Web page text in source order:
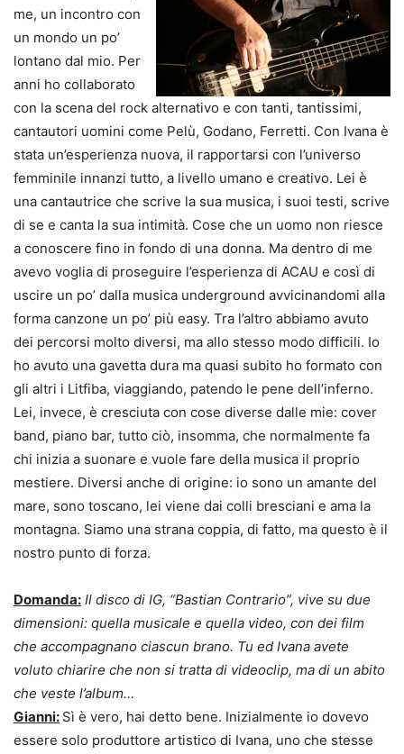
me, un incontro con
un mondo un po’
lontano dal mio. Per
anni ho collaborato
con la scena del rock alternativo e con tanti, tantissimi,
cantautori uomini come Pelù, Godano, Ferretti. Con Ivana è
stata un’esperienza nuova, il rapportarsi con l’universo
femminile innanzi tutto, a livello umano e creativo. Lei è
una cantautrice che scrive la sua musica, i suoi testi, scrive
di se e canta la sua intimità. Cose che un uomo non riesce
a conoscere fino in fondo di una donna. Ma dentro di me
avevo voglia di proseguire l’esperienza di ACAU e così di
uscire un po’ dalla musica underground avvicinandomi alla
forma canzone un po’ più easy. Tra l’altro abbiamo avuto
dei percorsi molto diversi, ma allo stesso modo difficili. Io
ho avuto una gavetta dura ma quasi subito ho formato con
gli altri i Litfiba, viaggiando, patendo le pene dell’inferno.
Lei, invece, è cresciuta con cose diverse dalle mie: cover
band, piano bar, tutto ciò, insomma, che normalmente fa
chi inizia a suonare e vuole fare della musica il proprio
mestiere. Diversi anche di origine: io sono un amante del
mare, sono toscano, lei viene dai colli bresciani e ama la
montagna. Siamo una strana coppia, di fatto, ma questo è il
nostro punto di forza.
Domanda: Il disco di IG, “Bastian Contrario”, vive su due
dimensioni: quella musicale e quella video, con dei film
che accompagnano ciascun brano. Tu ed Ivana avete
voluto chiarire che non si tratta di videoclip, ma di un abito
che veste l’album…
Gianni: Sì è vero, hai detto bene. Inizialmente io dovevo
essere solo produttore artistico di Ivana, uno che stesse